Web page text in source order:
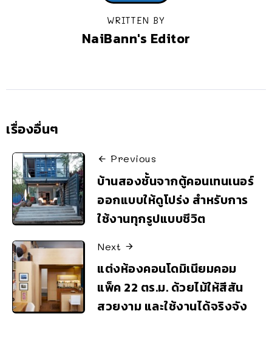
WRITTEN BY
NaiBann's Editor
เรื่องอื่นๆ
Previous
บ้านสองชั้นจากตู้คอนเทนเนอร์
ออกแบบให้ดูโปร่ง สำหรับการ
ใช้งานทุกรูปแบบชีวิต
Next
แต่งห้องคอนโดมิเนียมคอม
แพ็ค 22 ตร.ม. ด้วยไม้ให้สีสัน
สวยงาม และใช้งานได้จริงจัง